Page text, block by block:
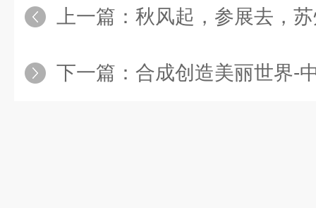
上一篇： 秋风起，参展去，
下一篇： 合成创造美丽世界-中国化学会